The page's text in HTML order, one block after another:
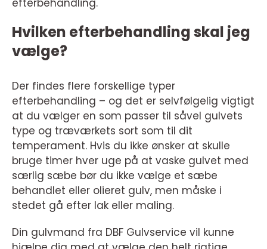
efterbehandling.
Hvilken efterbehandling skal jeg
vælge?
Der findes flere forskellige typer
efterbehandling – og det er selvfølgelig vigtigt
at du vælger en som passer til såvel gulvets
type og træværkets sort som til dit
temperament. Hvis du ikke ønsker at skulle
bruge timer hver uge på at vaske gulvet med
særlig sæbe bør du ikke vælge et sæbe
behandlet eller olieret gulv, men måske i
stedet gå efter lak eller maling.
Din gulvmand fra DBF Gulvservice vil kunne